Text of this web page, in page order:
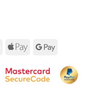
Visa
Apple
Google